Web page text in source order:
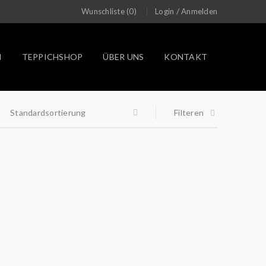
Wunschliste (0) Login /Anmelden
TEPPICHSHOP ÜBER UNS KONTAKT
Filteren
Standardsortierung